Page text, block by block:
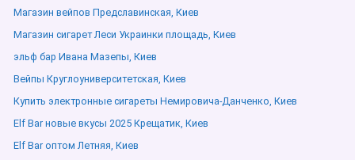
Магазин вейпов Предславинская, Киев
Магазин сигарет Леси Украинки площадь, Киев
эльф бар Ивана Мазепы, Киев
Вейпы Круглоуниверситетская, Киев
Купить электронные сигареты Немировича-Данченко, Киев
Elf Bar новые вкусы 2025 Крещатик, Киев
Elf Bar оптом Летняя, Киев